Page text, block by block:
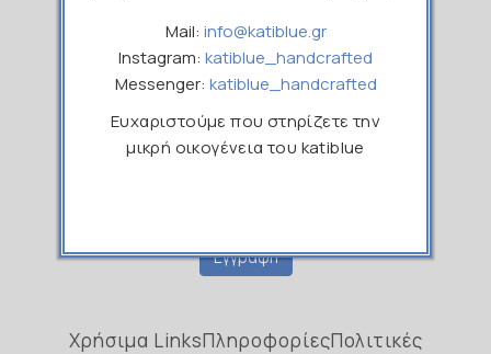
Εγγραφείτε στο Newsletter μας
Ονοματεπώνυμο
Εγγραφή
Χρήσιμα LinksΠληροφορίεςΠολιτικές
Mail: info@katiblue.gr
Instagram: katiblue_handcrafted
Messenger: katiblue_handcrafted
Ευχαριστούμε που στηρίζετε την
μικρή οικογένεια του katiblue